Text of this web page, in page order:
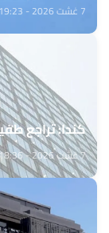
7 غشت 2026 - 19:23
كندا: تراجع
7 غشت 2026 - 18:36